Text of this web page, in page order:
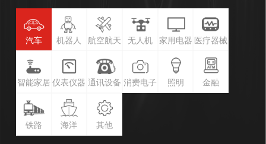
汽车 机器人 航空航天 无人机 家用电器 医疗器械
智能家居 仪表仪器 通讯设备 消费电子 照明 金融
铁路 海洋 其他